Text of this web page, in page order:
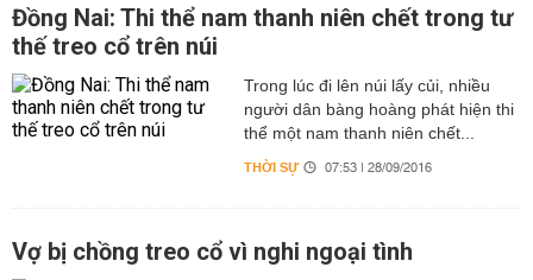
Đồng Nai: Thi thể nam thanh niên chết trong tư
thế treo cổ trên núi
Trong lúc đi lên núi lấy củi, nhiều
người dân bàng hoàng phát hiện thi
thể một nam thanh niên chết...
THỜI SỰ 07:53 | 28/09/2016
Vợ bị chồng treo cổ vì nghi ngoại tình